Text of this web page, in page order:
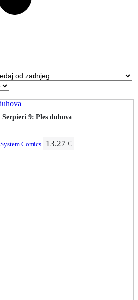
Serpieri 9: Ples duhova
System Comics 13.27 €